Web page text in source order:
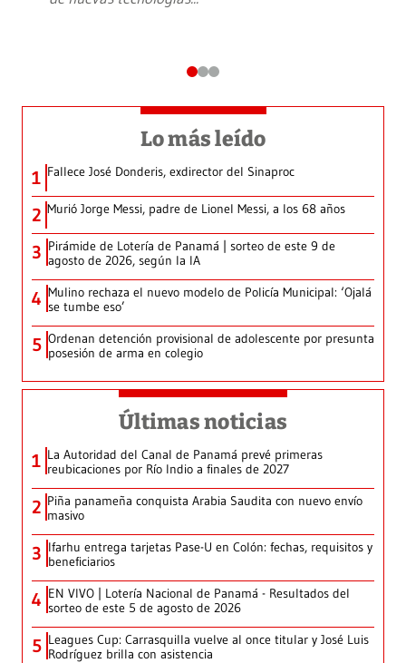
Lo más leído
1 Fallece José Donderis, exdirector del Sinaproc
2 Murió Jorge Messi, padre de Lionel Messi, a los 68 años
3 Pirámide de Lotería de Panamá | sorteo de este 9 de
agosto de 2026, según la IA
4 Mulino rechaza el nuevo modelo de Policía Municipal: ‘Ojalá
se tumbe eso’
5 Ordenan detención provisional de adolescente por presunta
posesión de arma en colegio
Últimas noticias
1 La Autoridad del Canal de Panamá prevé primeras
reubicaciones por Río Indio a finales de 2027
2 Piña panameña conquista Arabia Saudita con nuevo envío
masivo
3 Ifarhu entrega tarjetas Pase-U en Colón: fechas, requisitos y
beneficiarios
4 EN VIVO | Lotería Nacional de Panamá - Resultados del
sorteo de este 5 de agosto de 2026
5 Leagues Cup: Carrasquilla vuelve al once titular y José Luis
Rodríguez brilla con asistencia